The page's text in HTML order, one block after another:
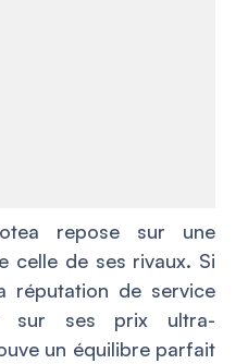
repose sur une
celle de ses rivaux. Si
réputation de service
sur ses prix ultra-
un équilibre parfait